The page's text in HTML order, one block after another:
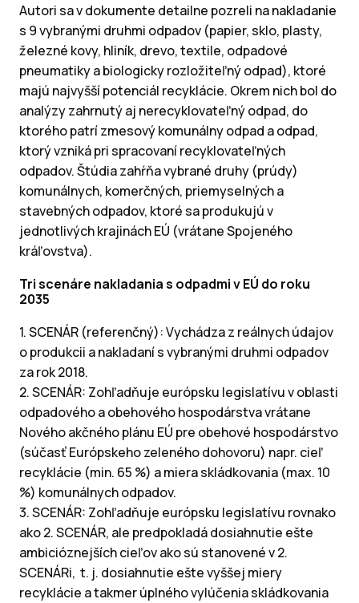
Autori sa v dokumente detailne pozreli na nakladanie
s 9 vybranými druhmi odpadov (papier, sklo, plasty,
železné kovy, hliník, drevo, textile, odpadové
pneumatiky a biologicky rozložiteľný odpad), ktoré
majú najvyšší potenciál recyklácie. Okrem nich bol do
analýzy zahrnutý aj nerecyklovateľný odpad, do
ktorého patrí zmesový komunálny odpad a odpad,
ktorý vzniká pri spracovaní recyklovateľných
odpadov. Štúdia zahŕňa vybrané druhy (prúdy)
komunálnych, komerčných, priemyselných a
stavebných odpadov, ktoré sa produkujú v
jednotlivých krajinách EÚ (vrátane Spojeného
kráľovstva).
Tri scenáre nakladania s odpadmi v EÚ do roku
2035
1. SCENÁR (referenčný): Vychádza z reálnych údajov
o produkcii a nakladaní s vybranými druhmi odpadov
za rok 2018.
2. SCENÁR: Zohľadňuje európsku legislatívu v oblasti
odpadového a obehového hospodárstva vrátane
Nového akčného plánu EÚ pre obehové hospodárstvo
(súčasť Európskeho zeleného dohovoru) napr. cieľ
recyklácie (min. 65 %) a miera skládkovania (max. 10
%) komunálnych odpadov.
3. SCENÁR: Zohľadňuje európsku legislatívu rovnako
ako 2. SCENÁR, ale predpokladá dosiahnutie ešte
ambicióznejších cieľov ako sú stanovené v 2.
SCENÁRi, t. j. dosiahnutie ešte vyššej miery
recyklácie a takmer úplného vylúčenia skládkovania